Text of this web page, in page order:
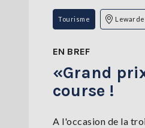
Tourisme
EN BREF
«Grand
course !
A l'occasion de la